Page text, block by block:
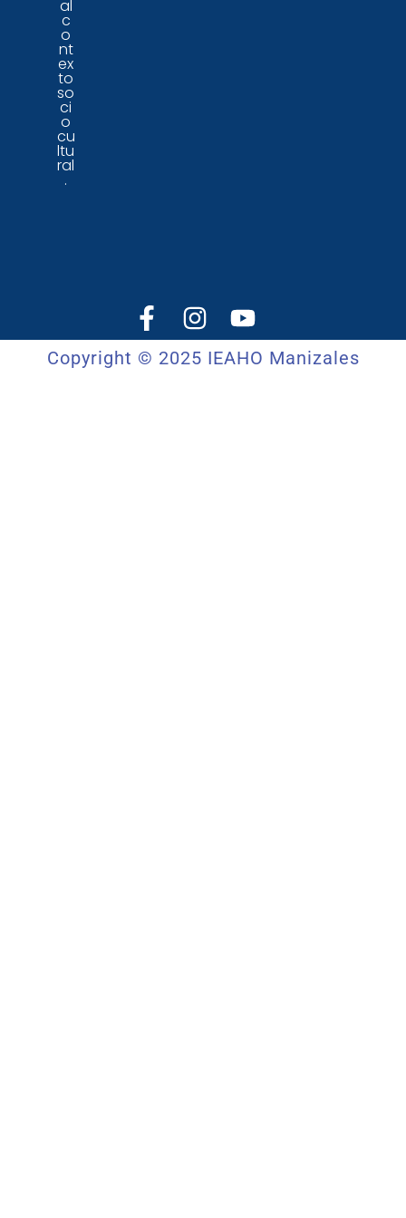
al
c
o
nt
ex
to
so
ci
o
cu
ltu
ral
.
Copyright © 2025 IEAHO Manizales